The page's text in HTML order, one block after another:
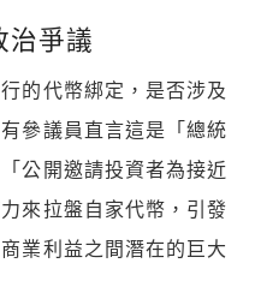
治爭議
的代幣綁定，是否涉及
參議員直言這是「總統
公開邀請投資者為接近
來拉盤自家代幣，引發
業利益之間潛在的巨大